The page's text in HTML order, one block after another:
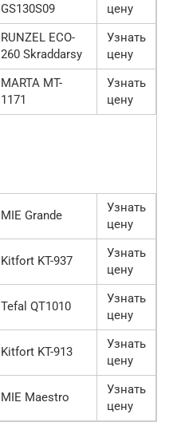
GS130S09
цену
RUNZEL ECO-
260 Skraddarsy
Узнать
цену
MARTA MT-
1171
Узнать
цену
MIE Grande
Узнать
цену
Kitfort KT-937
Узнать
цену
Tefal QT1010
Узнать
цену
Kitfort KT-913
Узнать
цену
MIE Maestro
Узнать
цену